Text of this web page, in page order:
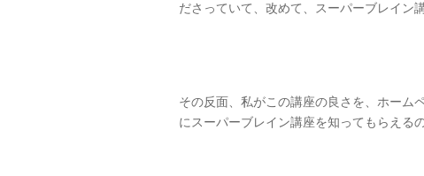
ださっていて、改めて、スーパーブレイン
その反面、私がこの講座の良さを、ホーム
にスーパーブレイン講座を知ってもらえる